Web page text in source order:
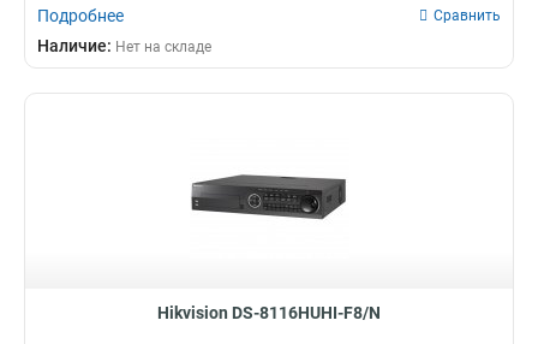
Подробнее Сравнить
Наличие: Нет на складе
Hikvision DS-8116HUHI-F8/N